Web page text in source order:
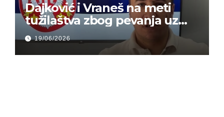
Dajković i Vraneš na meti
tužilaštva zbog pevanja uz
gusle
19/06/2026